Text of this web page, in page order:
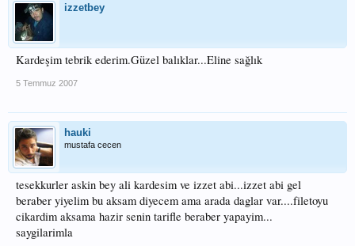
izzetbey
Kardeşim tebrik ederim.Güzel balıklar...Eline sağlık
5 Temmuz 2007
hauki
mustafa cecen
tesekkurler askin bey ali kardesim ve izzet abi...izzet abi gel
beraber yiyelim bu aksam diyecem ama arada daglar var....filetoyu
cikardim aksama hazir senin tarifle beraber yapayim...
saygilarimla